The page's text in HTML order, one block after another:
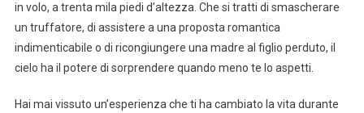
in volo, a trenta mila piedi d’altezza. Che si tratti di smascherare
un truffatore, di assistere a una proposta romantica
indimenticabile o di ricongiungere una madre al figlio perduto, il
cielo ha il potere di sorprendere quando meno te lo aspetti.
Hai mai vissuto un’esperienza che ti ha cambiato la vita durante